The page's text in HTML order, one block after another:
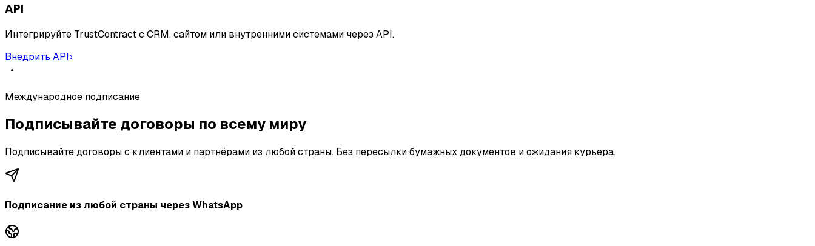
API
Интегрируйте TrustContract с CRM, сайтом или внутренними системами через API.
Внедрить API›
Международное подписание
Подписывайте договоры по всему миру
Подписывайте договоры с клиентами и партнёрами из любой страны. Без пересылки бумажных документов и ожидания курьера.
Подписание из любой страны через WhatsApp